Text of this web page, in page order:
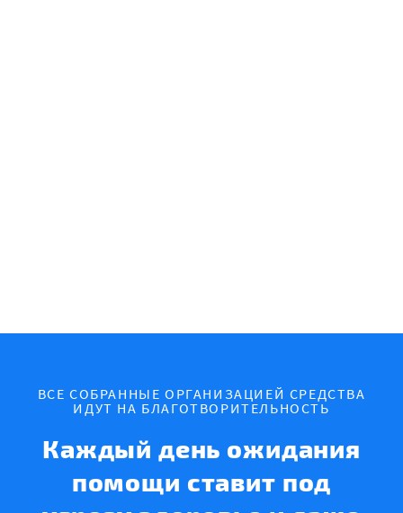
ВСЕ СОБРАННЫЕ ОРГАНИЗАЦИЕЙ СРЕДСТВА
ИДУТ НА БЛАГОТВОРИТЕЛЬНОСТЬ
Каждый день ожидания
помощи ставит под